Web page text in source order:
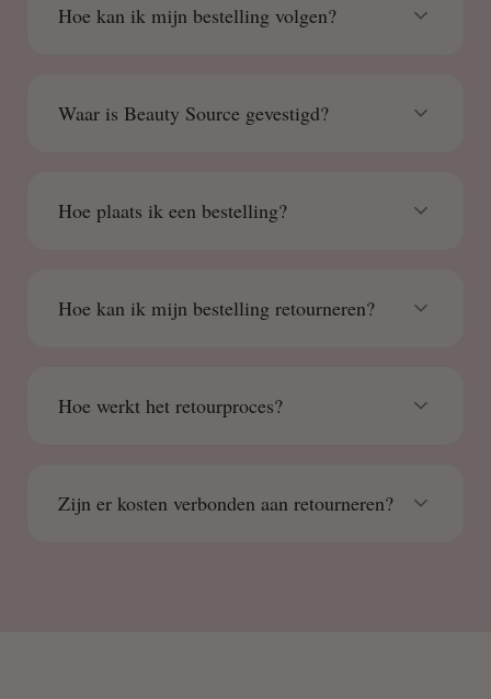
Hoe kan ik mijn bestelling volgen?
Waar is Beauty Source gevestigd?
Hoe plaats ik een bestelling?
Hoe kan ik mijn bestelling retourneren?
Hoe werkt het retourproces?
Zijn er kosten verbonden aan retourneren?